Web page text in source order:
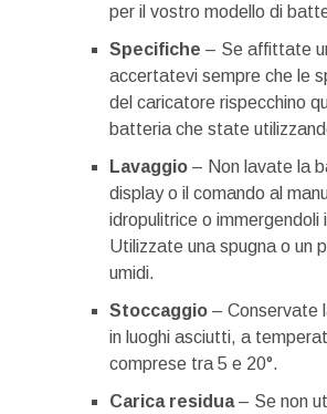
per il vostro modello di
Specifiche – Se affittate
accertatevi sempre che le
del caricatore rispecchino
batteria che state
Lavaggio – Non lavate la
display o il comando al
idropulitrice o immergendoli
Utilizzate una spugna o un
umidi.
Stoccaggio – Conservate
in luoghi asciutti, a
comprese tra 5 e 20°.
Carica residua– Se non